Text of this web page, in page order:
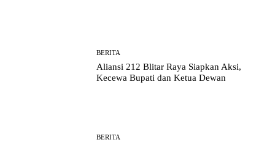
BERITA
Aliansi 212 Blitar Raya Siapkan Aksi,
Kecewa Bupati dan Ketua Dewan
BERITA